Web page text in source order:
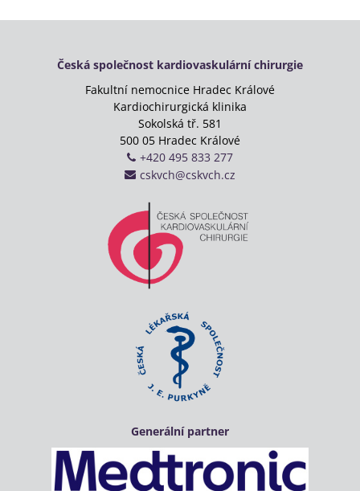
Česká společnost kardiovaskulární chirurgie
Fakultní nemocnice Hradec Králové
Kardiochirurgická klinika
Sokolská tř. 581
500 05 Hradec Králové
+420 495 833 277
cskvch@cskvch.cz
Generální partner